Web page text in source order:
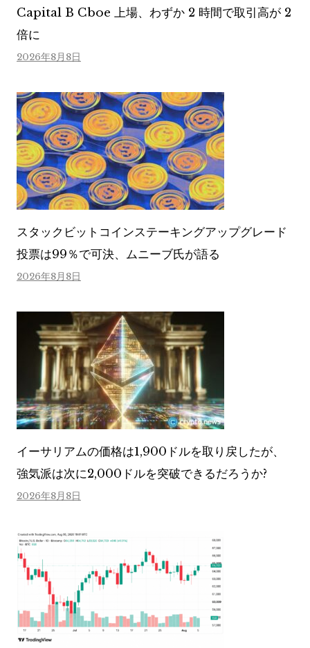
Capital B Cboe 上場、わずか 2 時間で取引高が 2
倍に
2026年8月8日
スタックビットコインステーキングアップグレード
投票は99％で可決、ムニーブ氏が語る
2026年8月8日
イーサリアムの価格は1,900ドルを取り戻したが、
強気派は次に2,000ドルを突破できるだろうか?
2026年8月8日